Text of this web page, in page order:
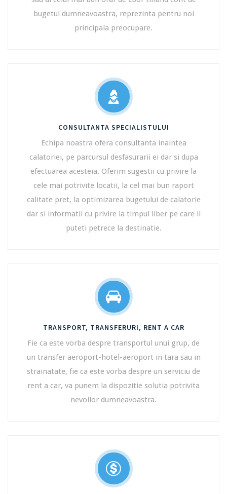
bugetul dumneavoastra, reprezinta pentru noi
principala preocupare.
CONSULTANTA SPECIALISTULUI
Echipa noastra ofera consultanta inaintea
calatoriei, pe parcursul desfasurarii ei dar si dupa
efectuarea acesteia. Oferim sugestii cu privire la
cele mai potrivite locatii, la cel mai bun raport
calitate pret, la optimizarea bugetului de calatorie
dar si informatii cu privire la timpul liber pe care il
puteti petrece la destinatie.
TRANSPORT, TRANSFERURI, RENT A CAR
Fie ca este vorba despre transportul unui grup, de
un transfer aeroport-hotel-aeroport in tara sau in
strainatate, fie ca este vorba despre un serviciu de
rent a car, va punem la dispozitie solutia potrivita
nevoilor dumneavoastra.